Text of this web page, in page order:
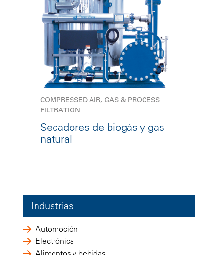
COMPRESSED AIR, GAS & PROCESS
FILTRATION
Secadores de biogás y gas
natural
Industrias
Automoción
Electrónica